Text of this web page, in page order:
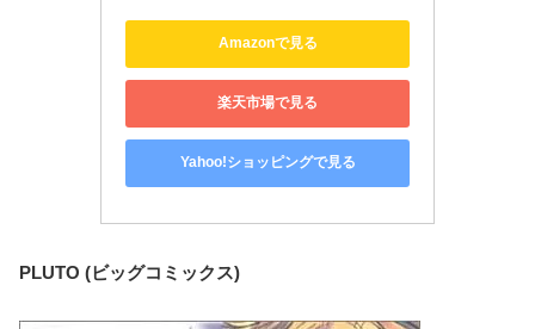
Amazonで見る
楽天市場で見る
Yahoo!ショッピングで見る
PLUTO (ビッグコミックス)